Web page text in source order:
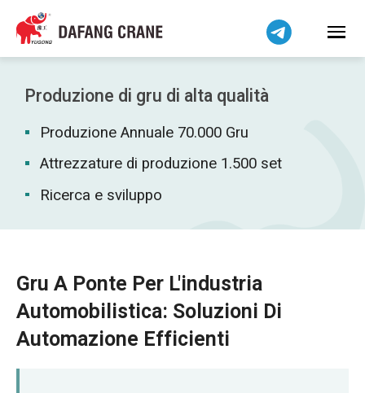
Produzione di gru di alta qualità
Produzione Annuale 70.000 Gru
Attrezzature di produzione 1.500 set
Ricerca e sviluppo
Gru A Ponte Per L'industria
Automobilistica: Soluzioni Di
Automazione Efficienti
Bahasa Indonesia
Bahasa Melayu
Tiếng Việt
简体中文
فارسی
Pilipino
اردو
Kiswahili
Dansk
Norsk
O‘zbekcha